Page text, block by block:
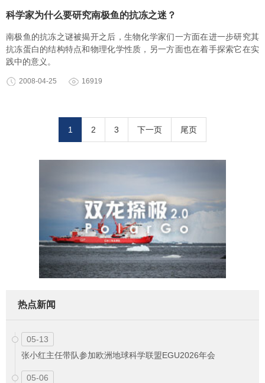
科学家为什么要研究南极鱼的抗冻之迷？
南极鱼的抗冻之谜被揭开之后，生物化学家们一方面在进一步研究其
抗冻蛋白的结构特点和物理化学性质，另一方面也在着手探索它在实
践中的意义。
2008-04-25 16919
1 2 3 下一页 尾页
热点新闻
05-13
张小红主任带队参加欧洲地球科学联盟EGU2026年会
05-06